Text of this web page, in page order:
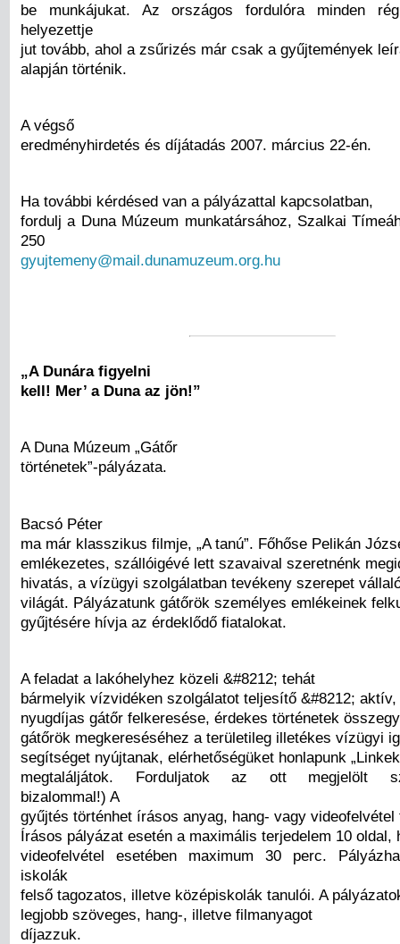
be munkájukat. Az országos fordulóra minden
helyezettje
jut tovább, ahol a zsűrizés már csak a gyűjtemények
alapján történik.
A végső
eredményhirdetés és díjátadás 2007. március 22-én.
Ha további kérdésed van a pályázattal kapcsolatban,
fordulj a Duna Múzeum munkatársához, Szalkai
250
gyujtemeny@mail.dunamuzeum.org.hu
„A Dunára figyelni
kell! Mer’ a Duna az jön!”
A Duna Múzeum „Gátőr
történetek”-pályázata.
Bacsó Péter
ma már klasszikus filmje, „A tanú”. Főhőse Pelikán
emlékezetes, szállóigévé lett szavaival szeretnénk
hivatás, a vízügyi szolgálatban tevékeny szerepet
világát. Pályázatunk gátőrök személyes emlékeinek
gyűjtésére hívja az érdeklődő fiatalokat.
A feladat a lakóhelyhez közeli &#8212; tehát
bármelyik vízvidéken szolgálatot teljesítő &#8212;
nyugdíjas gátőr felkeresése, érdekes történetek
gátőrök megkereséséhez a területileg illetékes vízügyi
segítséget nyújtanak, elérhetőségüket honlapunk
megtaláljátok. Forduljatok az ott megjelölt
bizalommal!) A
gyűjtés történhet írásos anyag, hang- vagy videofelvétel
Írásos pályázat esetén a maximális terjedelem 10 oldal,
videofelvétel esetében maximum 30 perc.
iskolák
felső tagozatos, illetve középiskolák tanulói. A
legjobb szöveges, hang-, illetve filmanyagot
díjazzuk.